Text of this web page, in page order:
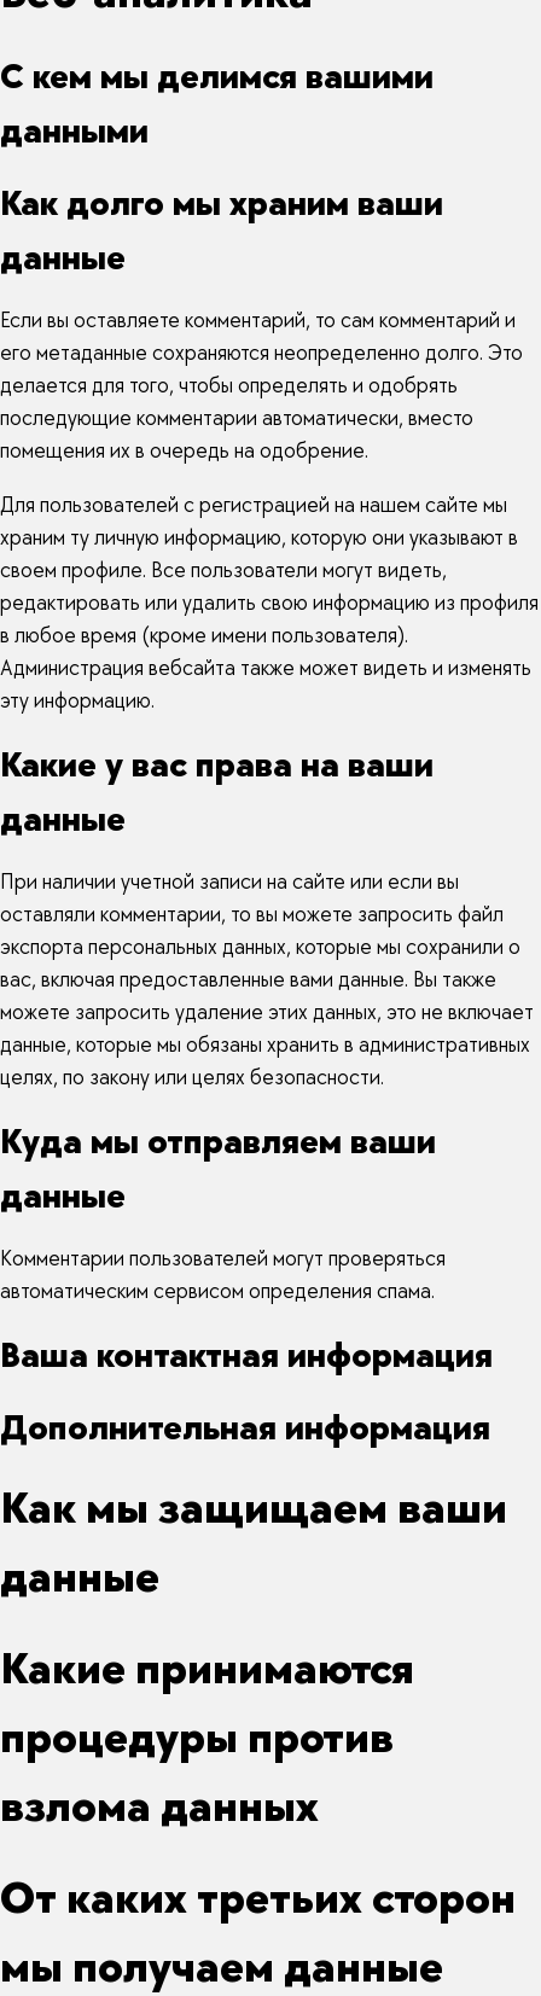
С кем мы делимся вашими
данными
Как долго мы храним ваши
данные
Если вы оставляете комментарий, то сам комментарий и
его метаданные сохраняются неопределенно долго. Это
делается для того, чтобы определять и одобрять
последующие комментарии автоматически, вместо
помещения их в очередь на одобрение.
Для пользователей с регистрацией на нашем сайте мы
храним ту личную информацию, которую они указывают в
своем профиле. Все пользователи могут видеть,
редактировать или удалить свою информацию из профиля
в любое время (кроме имени пользователя).
Администрация вебсайта также может видеть и изменять
эту информацию.
Какие у вас права на ваши
данные
При наличии учетной записи на сайте или если вы
оставляли комментарии, то вы можете запросить файл
экспорта персональных данных, которые мы сохранили о
вас, включая предоставленные вами данные. Вы также
можете запросить удаление этих данных, это не включает
данные, которые мы обязаны хранить в административных
целях, по закону или целях безопасности.
Куда мы отправляем ваши
данные
Комментарии пользователей могут проверяться
автоматическим сервисом определения спама.
Ваша контактная информация
Дополнительная информация
Как мы защищаем ваши
данные
Какие принимаются
процедуры против
взлома данных
От каких третьих сторон
мы получаем данные